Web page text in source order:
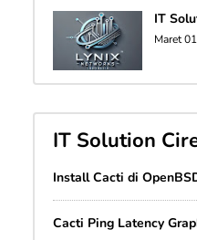
IT
Maret
IT Solution
Install Cacti di
Cacti Ping Latency